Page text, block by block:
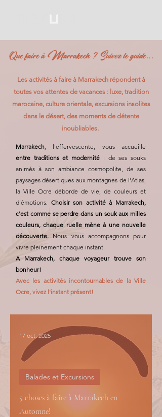
Que faire à Marrakech ? Suivez le guide...
Les activités à faire à Marrakech répondent à
toutes vos attentes de vacances : luxe, tradition
marocaine, culture orientale, excursions insolites
dans le désert, des moments de détente
inoubliables.
Marrakech, l’effervescente, vous accueille
entre traditions et modernité : de ses souks
animés à son ambiance cosmopolite, de ses
paysages désertiques aux montagnes de l’Atlas,
la Ville Ocre déborde de vie, de couleurs et
d’émotions. Choisir son activité à Marrakech,
c'est comme se perdre dans un souk aux milles
couleurs, chaque ruelle mène à une nouvelle
découverte. Nous vous accompagnons pour
vivre pleinement chaque instant.
A Marrakech, chaque voyageur trouve son
bonheur!
Avec les activités incontournables de la Ville
Ocre, vivez l'instant présent!
5 choses à faire à Marrakech en
Automne!
Balades et Excursions
17 oct. 2025